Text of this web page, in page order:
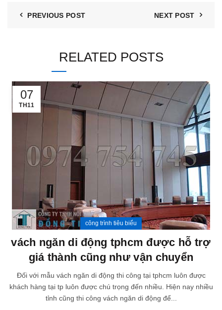
PREVIOUS POST NEXT POST
RELATED POSTS
07
TH11
công trình tiêu biểu
vách ngăn di động tphcm được hỗ trợ
giá thành cũng như vận chuyển
Đối với mẫu vách ngăn di động thi công tại tphcm luôn được
khách hàng tại tp luôn được chú trọng đến nhiều. Hiện nay nhiều
tỉnh cũng thi công vách ngăn di động để...